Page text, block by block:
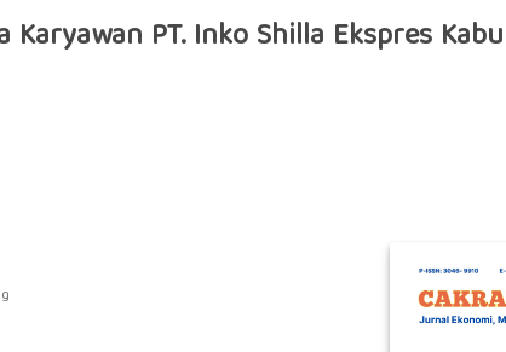
PT. Inko Shilla Ekspres